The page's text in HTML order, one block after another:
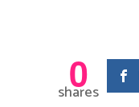
0
shares